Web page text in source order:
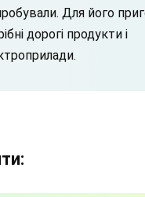
Для його
дорогі продукти і